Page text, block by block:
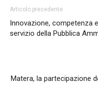
Articolo precedente
Innovazione, competenza
servizio della Pubblica
Matera, la partecipazione